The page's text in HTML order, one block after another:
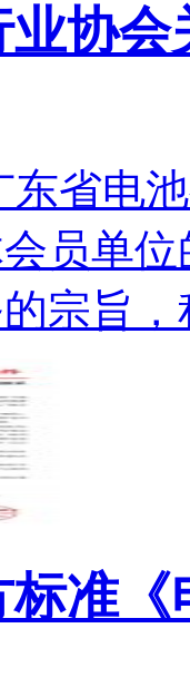
协
省电
员单
宗旨，
准